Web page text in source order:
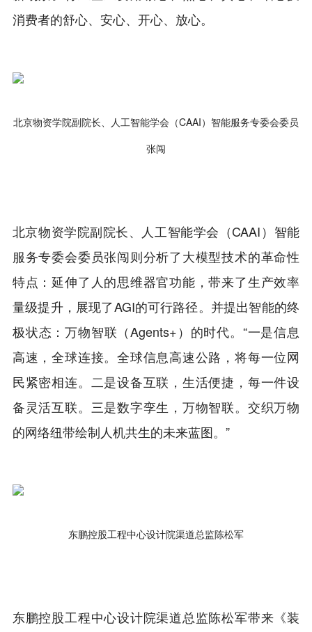
消费者的舒心、安心、开心、放心。
北京物资学院副院长、人工智能学会（CAAI）智能服务专委会委员
张闯
北京物资学院副院长、人工智能学会（CAAI）智能
服务专委会委员张闯则分析了大模型技术的革命性
特点：延伸了人的思维器官功能，带来了生产效率
量级提升，展现了AGI的可行路径。并提出智能的终
极状态：万物智联（Agents+）的时代。“一是信息
高速，全球连接。全球信息高速公路，将每一位网
民紧密相连。二是设备互联，生活便捷，每一件设
备灵活互联。三是数字孪生，万物智联。交织万物
的网络纽带绘制人机共生的未来蓝图。”
东鹏控股工程中心设计院渠道总监陈松军
东鹏控股工程中心设计院渠道总监陈松军带来《装